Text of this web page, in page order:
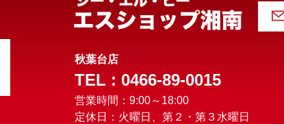
秋葉台店
TEL : 0466-89-0015
営業時間：9:00～18:00
定休日：火曜日、第２・第３水曜日